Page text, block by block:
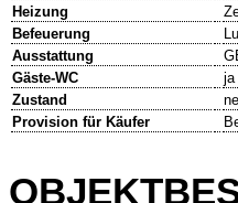
Heizung
Befeuerung
Ausstattung
Gäste-WC
ja
Zustand
Provision für Käufer